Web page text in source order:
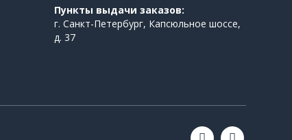
Пункты выдачи заказов:
г. Санкт-Петербург, Капсюльное шоссе,
д. 37